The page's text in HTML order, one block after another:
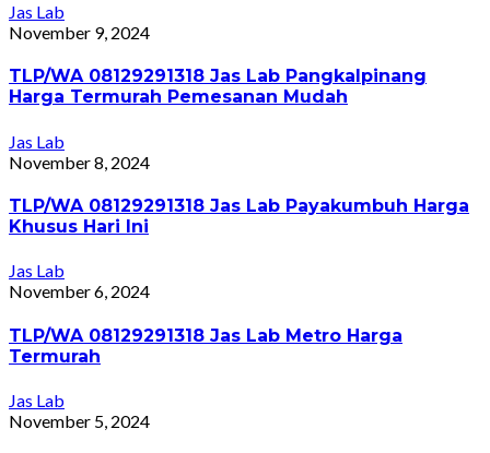
Jas Lab
November 9, 2024
TLP/WA 08129291318 Jas Lab Pangkalpinang
Harga Termurah Pemesanan Mudah
Jas Lab
November 8, 2024
TLP/WA 08129291318 Jas Lab Payakumbuh Harga
Khusus Hari Ini
Jas Lab
November 6, 2024
TLP/WA 08129291318 Jas Lab Metro Harga
Termurah
Jas Lab
November 5, 2024